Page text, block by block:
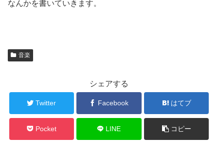
なんかを書いていきます。
音楽
シェアする
Twitter Facebook はてブ
Pocket LINE コピー